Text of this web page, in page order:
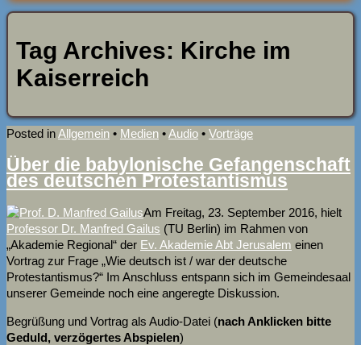
Tag Archives: Kirche im
Kaiserreich
Posted inAllgemein • Medien •Audio • Vorträge
Über die babylonische Gefangenschaft
des deutschen Protestantismus
Am Freitag, 23. September 2016, hielt
Professor Dr. Manfred Gailus (TU Berlin) im Rahmen von
„Akademie Regional“ der Ev. Akademie Abt Jerusalem einen
Vortrag zur Frage „Wie deutsch ist / war der deutsche
Protestantismus?“ Im Anschluss entspann sich im Gemeindesaal
unserer Gemeinde noch eine angeregte Diskussion.
Begrüßung und Vortrag als Audio-Datei (nach Anklicken bitte
Geduld, verzögertes Abspielen)